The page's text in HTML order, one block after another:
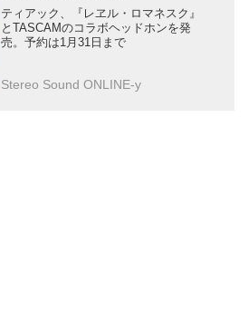
ティアック、『レヱル・ロマネスク』
とTASCAMのコラボヘッドホンを発
売。予約は1月31日まで
Stereo Sound ONLINE-y